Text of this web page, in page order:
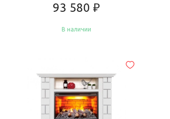
93 580 ₽
В наличии
Купить